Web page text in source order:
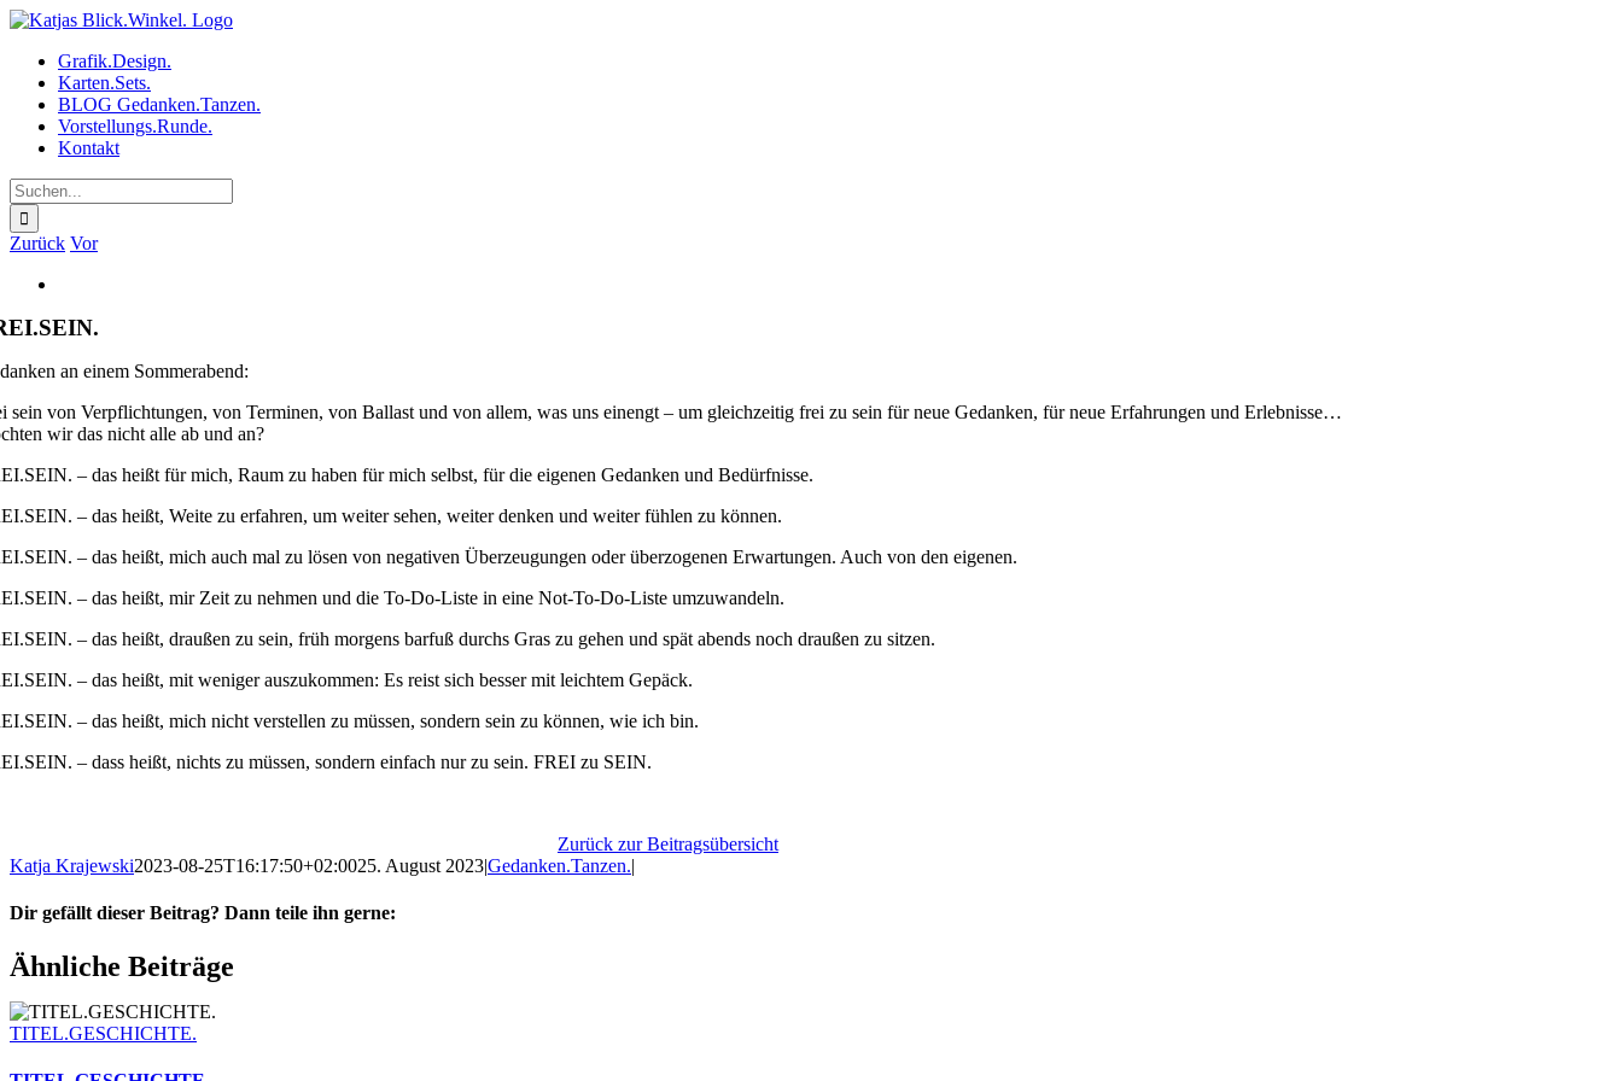
Zum
springenGrafik.Design.
Karten.Sets.
BLOG Gedanken.Tanzen.
Vorstellungs.Runde.
Kontakt
Suche
nach:
Zurück Vor
Bild
an einem Sommerabend:
sein von Verpflichtungen, von Terminen, von Ballast und von allem, was uns einengt – um gleichzeitig frei zu sein für neue Gedanken, für neue Erfahrungen und Erlebnisse…
wir das nicht alle ab und an?
– das heißt für mich, Raum zu haben für mich selbst, für die eigenen Gedanken und Bedürfnisse.
– das heißt, Weite zu erfahren, um weiter sehen, weiter denken und weiter fühlen zu können.
– das heißt, mich auch mal zu lösen von negativen Überzeugungen oder überzogenen Erwartungen. Auch von den eigenen.
– das heißt, mir Zeit zu nehmen und die To-Do-Liste in eine Not-To-Do-Liste umzuwandeln.
– das heißt, draußen zu sein, früh morgens barfuß durchs Gras zu gehen und spät abends noch draußen zu sitzen.
– das heißt, mit weniger auszukommen: Es reist sich besser mit leichtem Gepäck.
– das heißt, mich nicht verstellen zu müssen, sondern sein zu können, wie ich bin.
– dass heißt, nichts zu müssen, sondern einfach nur zu sein. FREI zu SEIN.
Zurück zur Beitragsübersicht
Katja Krajewski2023-08-25T16:17:50+02:0025. August 2023|Gedanken.Tanzen.|
Dir gefällt dieser Beitrag? Dann teile ihn gerne:
Facebook
X
WhatsApp
Telegram
Pinterest
E-
Mail
Ähnliche Beiträge
TITEL.GESCHICHTE.